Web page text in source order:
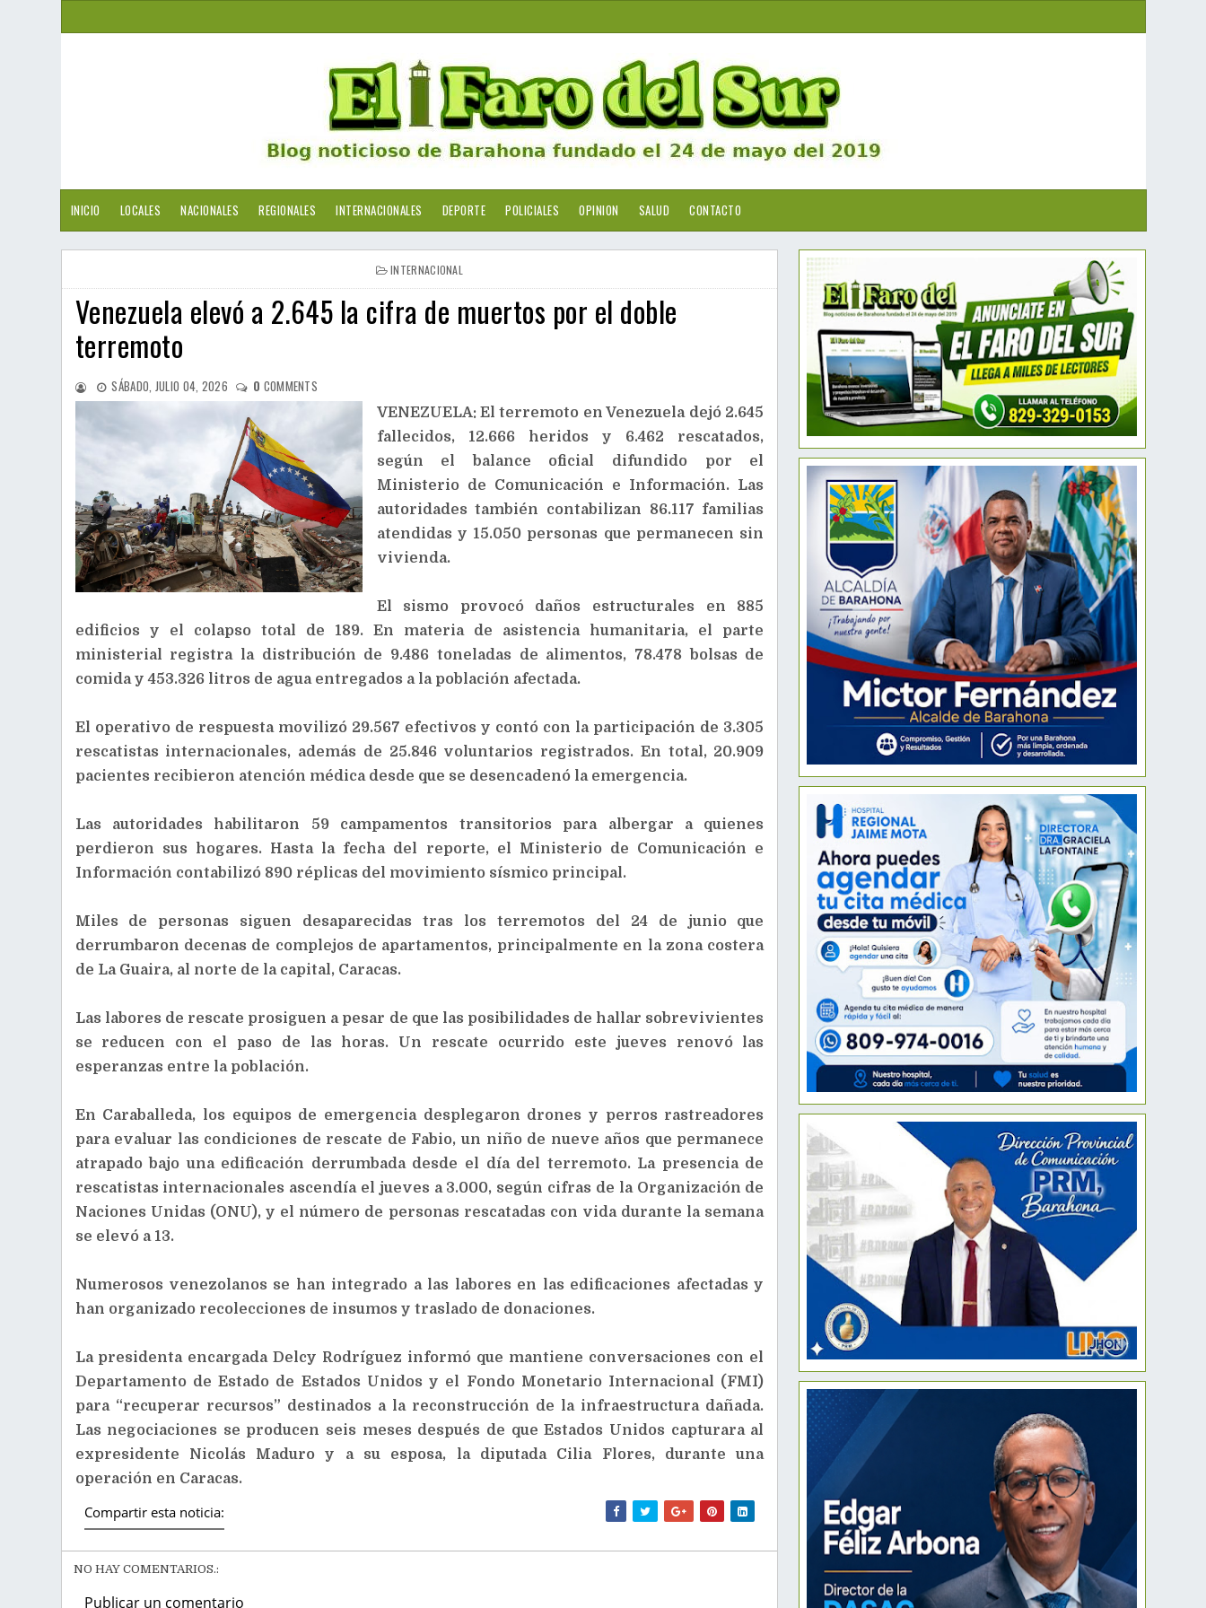
INICIO LOCALES NACIONALES REGIONALES INTERNACIONALES DEPORTE POLICIALES OPINION SALUD CONTACTO
INTERNACIONAL
Venezuela elevó a 2.645 la cifra de muertos por el doble
terremoto
SÁBADO, JULIO 04, 2026 0 COMMENTS
VENEZUELA: El terremoto en Venezuela dejó 2.645
fallecidos, 12.666 heridos y 6.462 rescatados,
según el balance oficial difundido por el
Ministerio de Comunicación e Información. Las
autoridades también contabilizan 86.117 familias
atendidas y 15.050 personas que permanecen sin
vivienda.
El sismo provocó daños estructurales en 885
edificios y el colapso total de 189. En materia de asistencia humanitaria, el parte
ministerial registra la distribución de 9.486 toneladas de alimentos, 78.478 bolsas de
comida y 453.326 litros de agua entregados a la población afectada.
El operativo de respuesta movilizó 29.567 efectivos y contó con la participación de 3.305
rescatistas internacionales, además de 25.846 voluntarios registrados. En total, 20.909
pacientes recibieron atención médica desde que se desencadenó la emergencia.
Las autoridades habilitaron 59 campamentos transitorios para albergar a quienes
perdieron sus hogares. Hasta la fecha del reporte, el Ministerio de Comunicación e
Información contabilizó 890 réplicas del movimiento sísmico principal.
Miles de personas siguen desaparecidas tras los terremotos del 24 de junio que
derrumbaron decenas de complejos de apartamentos, principalmente en la zona costera
de La Guaira, al norte de la capital, Caracas.
Las labores de rescate prosiguen a pesar de que las posibilidades de hallar sobrevivientes
se reducen con el paso de las horas. Un rescate ocurrido este jueves renovó las
esperanzas entre la población.
En Caraballeda, los equipos de emergencia desplegaron drones y perros rastreadores
para evaluar las condiciones de rescate de Fabio, un niño de nueve años que permanece
atrapado bajo una edificación derrumbada desde el día del terremoto. La presencia de
rescatistas internacionales ascendía el jueves a 3.000, según cifras de la Organización de
Naciones Unidas (ONU), y el número de personas rescatadas con vida durante la semana
se elevó a 13.
Numerosos venezolanos se han integrado a las labores en las edificaciones afectadas y
han organizado recolecciones de insumos y traslado de donaciones.
La presidenta encargada Delcy Rodríguez informó que mantiene conversaciones con el
Departamento de Estado de Estados Unidos y el Fondo Monetario Internacional (FMI)
para “recuperar recursos” destinados a la reconstrucción de la infraestructura dañada.
Las negociaciones se producen seis meses después de que Estados Unidos capturara al
expresidente Nicolás Maduro y a su esposa, la diputada Cilia Flores, durante una
operación en Caracas.
Compartir esta noticia:
NO HAY COMENTARIOS.:
Publicar un comentario